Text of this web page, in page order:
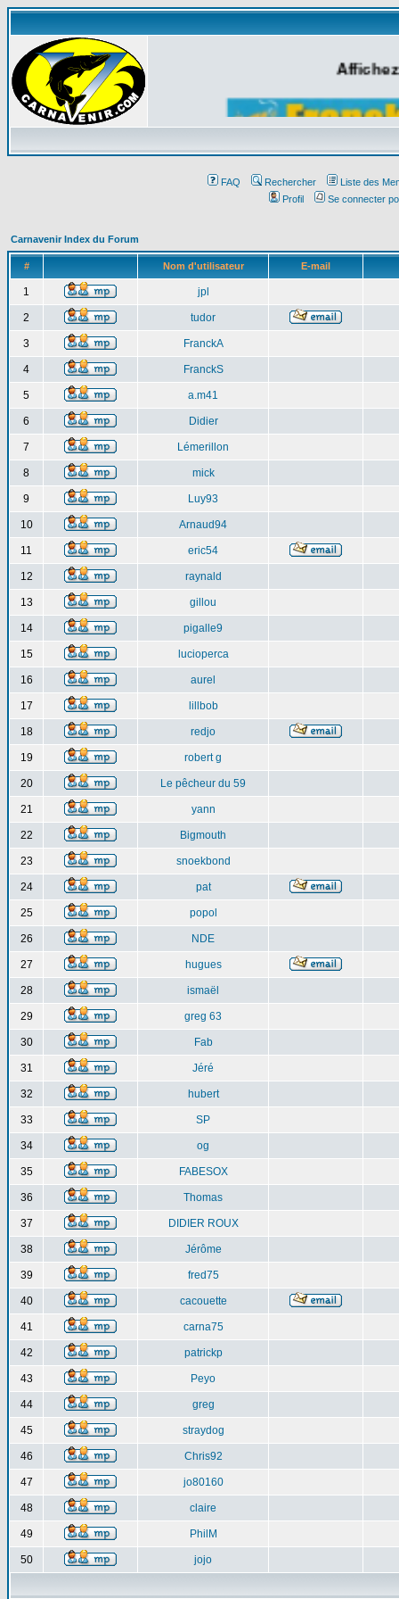
FAQ Rechercher
Liste des
Profil
Se connecter
Carnavenir Index du Forum
# Nom d'utilisateur E-mail
1 jpl
2 tudor
3 FranckA
4 FranckS
5 a.m41
6 Didier
7 Lémerillon
8 mick
9 Luy93
10 Arnaud94
11 eric54
12 raynald
13 gillou
14 pigalle9
15 lucioperca
16 aurel
17 lillbob
18 redjo
19 robert g
20 Le pêcheur du 59
21 yann
22 Bigmouth
23 snoekbond
24 pat
25 popol
26 NDE
27 hugues
28 ismaël
29 greg 63
30 Fab
31 Jéré
32 hubert
33 SP
34 og
35 FABESOX
36 Thomas
37 DIDIER ROUX
38 Jérôme
39 fred75
40 cacouette
41 carna75
42 patrickp
43 Peyo
44 greg
45 straydog
46 Chris92
47 jo80160
48 claire
49 PhilM
50 jojo